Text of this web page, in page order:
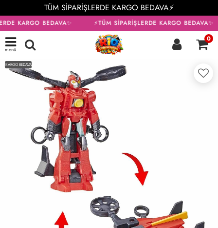
TÜM SİPARİŞLERDE KARGO BEDAVA⚡
KARGO BEDAVA✨ ⚡TÜM SİPARİŞLERDE KARGO BEDAVA✨
menü
0
KARGO BEDAVA